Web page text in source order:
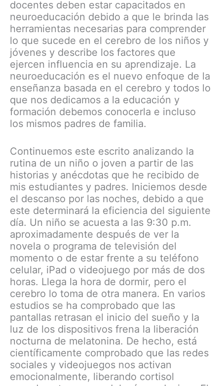
docentes deben estar capacitados en
neuroeducación debido a que le brinda las
herramientas necesarias para comprender
lo que sucede en el cerebro de los niños y
jóvenes y describe los factores que
ejercen influencia en su aprendizaje. La
neuroeducación es el nuevo enfoque de la
enseñanza basada en el cerebro y todos lo
que nos dedicamos a la educación y
formación debemos conocerla e incluso
los mismos padres de familia.
Continuemos este escrito analizando la
rutina de un niño o joven a partir de las
historias y anécdotas que he recibido de
mis estudiantes y padres. Iniciemos desde
el descanso por las noches, debido a que
este determinará la eficiencia del siguiente
día. Un niño se acuesta a las 9:30 p.m.
aproximadamente después de ver la
novela o programa de televisión del
momento o de estar frente a su teléfono
celular, iPad o videojuego por más de dos
horas. Llega la hora de dormir, pero el
cerebro lo toma de otra manera. En varios
estudios se ha comprobado que las
pantallas retrasan el inicio del sueño y la
luz de los dispositivos frena la liberación
nocturna de melatonina. De hecho, está
científicamente comprobado que las redes
sociales y videojuegos nos activan
emocionalmente, liberando cortisol